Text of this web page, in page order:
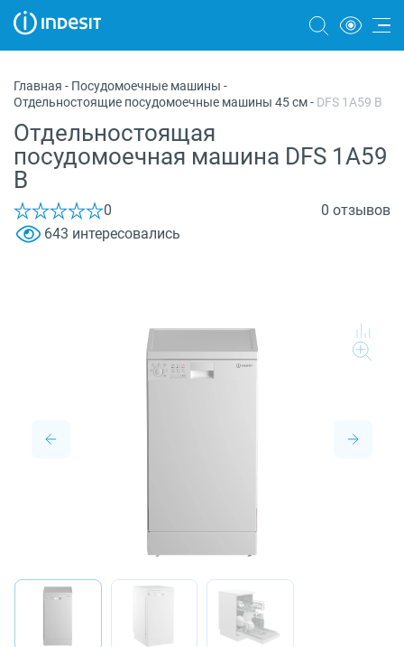
Морозильные камеры
Стиральные и сушильные машины
Посудомоечные машины
Плиты
Микроволновые печи
Технологии
Сервис
Главная - Посудомоечные машины -
Отдельностоящие посудомоечные машины 45 см- DFS 1A59 B
Отдельностоящая
посудомоечная машина DFS 1A59
B
0
0 отзывов
643 интересовались